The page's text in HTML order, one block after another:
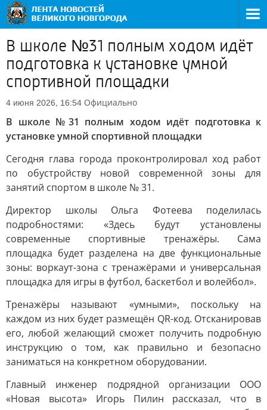
В школе №31 полным ходом идёт
подготовка к установке умной
спортивной площадки
4 июня 2026, 16:54 Официально
В школе №31 полным ходом идёт подготовка к
установке умной спортивной площадки
Сегодня глава города проконтролировал ход работ
по обустройству новой современной зоны для
занятий спортом в школе № 31.
Директор школы Ольга Фотеева поделилась
подробностями: «Здесь будут установлены
современные спортивные тренажёры. Сама
площадка будет разделена на две функциональные
зоны: воркаут-зона с тренажёрами и универсальная
площадка для игры в футбол, баскетбол и волейбол».
Тренажёры называют «умными», поскольку на
каждом из них будет размещён QR-код. Отсканировав
его, любой желающий сможет получить подробную
инструкцию о том, как правильно и безопасно
заниматься на конкретном оборудовании.
Главный инженер подрядной организации ООО
«Новая высота» Игорь Пилин рассказал, что в